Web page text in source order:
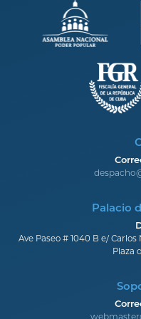
Palacio
Ave Paseo # 1040 B e/
Plaza